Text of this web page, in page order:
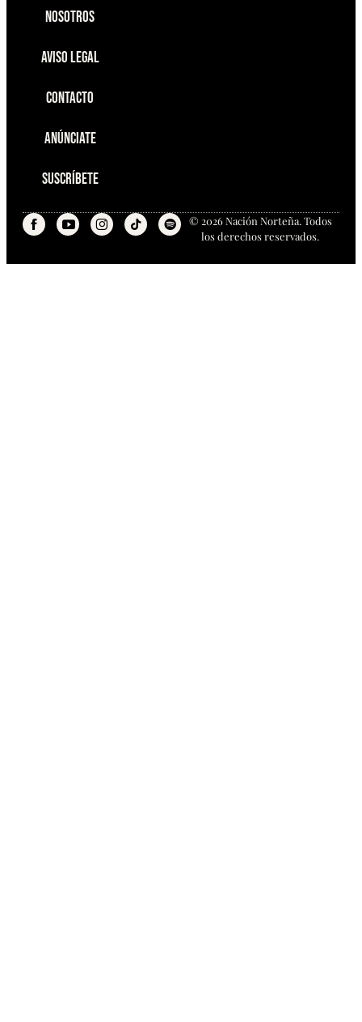
Nosotros
Aviso Legal
Contacto
Anúnciate
Suscríbete
© 2026 Nación Norteña. Todos
los derechos reservados.